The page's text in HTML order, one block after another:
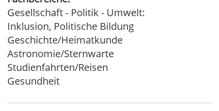
Gesellschaft - Politik - Umwelt:
Inklusion, Politische Bildung
Geschichte/Heimatkunde
Astronomie/Sternwarte
Studienfahrten/Reisen
Gesundheit